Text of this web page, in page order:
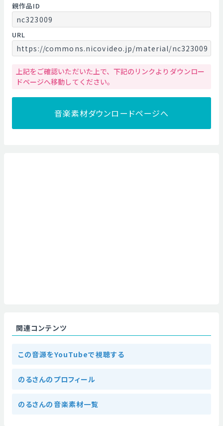
親作品ID
nc323009
URL
https://commons.nicovideo.jp/material/nc323009
上記をご確認いただいた上で、下記のリンクよりダウンロー
ドページへ移動してください。
音楽素材ダウンロードページへ
関連コンテンツ
この音源をYouTubeで視聴する
のるさんのプロフィール
のるさんの音楽素材一覧